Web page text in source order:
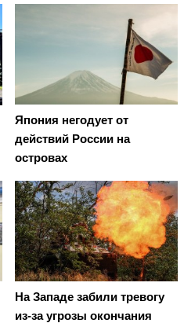
Япония негодует от
действий России на
островах
На Западе забили тревогу
из-за угрозы окончания